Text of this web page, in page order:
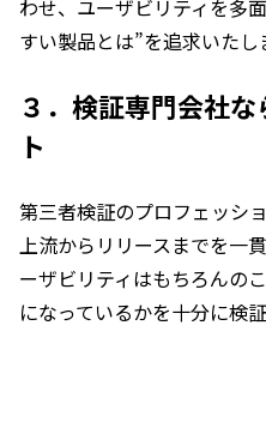
わせ、ユーザビリティを多
すい製品とは”を追求いたし
３．検証専門会社
ト
第三者検証のプロフェッシ
上流からリリースまでを一
ーザビリティはもちろんの
になっているかを十分に検証